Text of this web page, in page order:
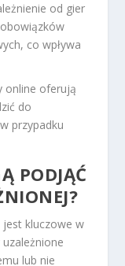
od gier
co wpływa
online oferują
do
przypadku
PODJĄĆ
jest kluczowe w
lub nie